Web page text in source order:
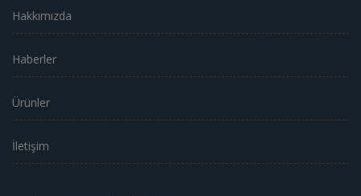
Hakkımızda
Haberler
Ürünler
İletişim